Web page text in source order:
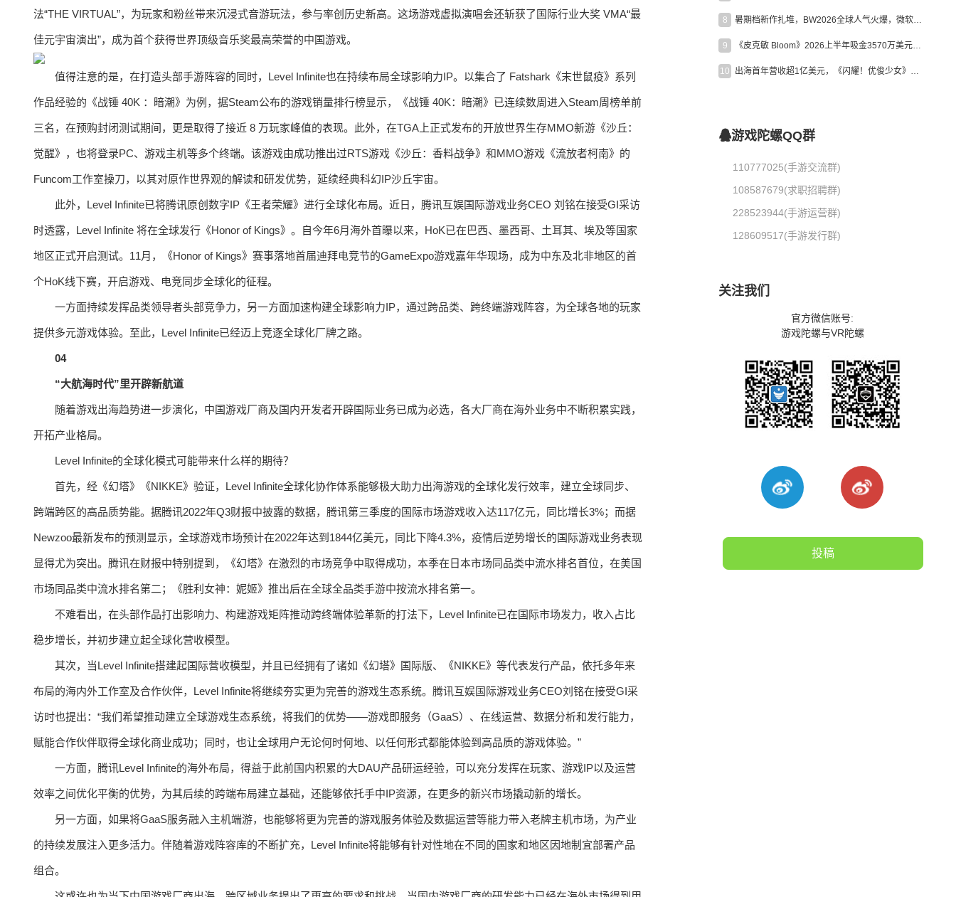
法“THE VIRTUAL”，为玩家和粉丝带来沉浸式音游玩法，参与率创历史新高。这场游戏虚拟演唱会还斩获了国际行业大奖 VMA“最
佳元宇宙演出”，成为首个获得世界顶级音乐奖最高荣誉的中国游戏。
值得注意的是，在打造头部手游阵容的同时，Level Infinite也在持续布局全球影响力IP。以集合了 Fatshark《末世鼠疫》系列
作品经验的《战锤 40K ：暗潮》为例，据Steam公布的游戏销量排行榜显示，《战锤 40K：暗潮》已连续数周进入Steam周榜单前
三名，在预购封闭测试期间，更是取得了接近 8 万玩家峰值的表现。此外，在TGA上正式发布的开放世界生存MMO新游《沙丘：
觉醒》，也将登录PC、游戏主机等多个终端。该游戏由成功推出过RTS游戏《沙丘：香料战争》和MMO游戏《流放者柯南》的
Funcom工作室操刀，以其对原作世界观的解读和研发优势，延续经典科幻IP沙丘宇宙。
此外，Level Infinite已将腾讯原创数字IP《王者荣耀》进行全球化布局。近日，腾讯互娱国际游戏业务CEO 刘铭在接受GI采访
时透露，Level Infinite 将在全球发行《Honor of Kings》。自今年6月海外首曝以来，HoK已在巴西、墨西哥、土耳其、埃及等国家
地区正式开启测试。11月，《Honor of Kings》赛事落地首届迪拜电竞节的GameExpo游戏嘉年华现场，成为中东及北非地区的首
个HoK线下赛，开启游戏、电竞同步全球化的征程。
一方面持续发挥品类领导者头部竞争力，另一方面加速构建全球影响力IP，通过跨品类、跨终端游戏阵容，为全球各地的玩家
提供多元游戏体验。至此，Level Infinite已经迈上竞逐全球化厂牌之路。
04
“大航海时代”里开辟新航道
随着游戏出海趋势进一步演化，中国游戏厂商及国内开发者开辟国际业务已成为必选，各大厂商在海外业务中不断积累实践，
开拓产业格局。
Level Infinite的全球化模式可能带来什么样的期待？
首先，经《幻塔》《NIKKE》验证，Level Infinite全球化协作体系能够极大助力出海游戏的全球化发行效率，建立全球同步、
跨端跨区的高品质势能。据腾讯2022年Q3财报中披露的数据，腾讯第三季度的国际市场游戏收入达117亿元，同比增长3%；而据
Newzoo最新发布的预测显示，全球游戏市场预计在2022年达到1844亿美元，同比下降4.3%，疫情后逆势增长的国际游戏业务表现
显得尤为突出。腾讯在财报中特别提到，《幻塔》在激烈的市场竞争中取得成功，本季在日本市场同品类中流水排名首位，在美国
市场同品类中流水排名第二；《胜利女神：妮姬》推出后在全球全品类手游中按流水排名第一。
不难看出，在头部作品打出影响力、构建游戏矩阵推动跨终端体验革新的打法下，Level Infinite已在国际市场发力，收入占比
稳步增长，并初步建立起全球化营收模型。
其次，当Level Infinite搭建起国际营收模型，并且已经拥有了诸如《幻塔》国际版、《NIKKE》等代表发行产品，依托多年来
布局的海内外工作室及合作伙伴，Level Infinite将继续夯实更为完善的游戏生态系统。腾讯互娱国际游戏业务CEO刘铭在接受GI采
访时也提出：“我们希望推动建立全球游戏生态系统，将我们的优势——游戏即服务（GaaS）、在线运营、数据分析和发行能力，
赋能合作伙伴取得全球化商业成功；同时，也让全球用户无论何时何地、以任何形式都能体验到高品质的游戏体验。”
一方面，腾讯Level Infinite的海外布局，得益于此前国内积累的大DAU产品研运经验，可以充分发挥在玩家、游戏IP以及运营
效率之间优化平衡的优势，为其后续的跨端布局建立基础，还能够依托手中IP资源，在更多的新兴市场撬动新的增长。
另一方面，如果将GaaS服务融入主机端游，也能够将更为完善的游戏服务体验及数据运营等能力带入老牌主机市场，为产业
的持续发展注入更多活力。伴随着游戏阵容库的不断扩充，Level Infinite将能够有针对性地在不同的国家和地区因地制宜部署产品
组合。
8 暑期档新作扎堆，BW2026全球人气火爆，微软XBOX大裁员|陀螺周报
9 《皮克敏 Bloom》2026上半年吸金3570万美元，中国台湾成最大市场
10 出海首年营收超1亿美元，《闪耀！优俊少女》美国市场占比达七成
游戏陀螺QQ群
110777025(手游交流群)
108587679(求职招聘群)
228523944(手游运营群)
128609517(手游发行群)
关注我们
官方微信账号:
游戏陀螺与VR陀螺
投稿